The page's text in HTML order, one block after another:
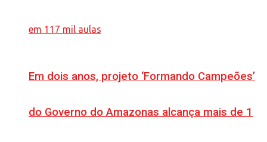
Em dois anos, projeto ‘Formando Campeões’
do Governo do Amazonas alcança mais de 1